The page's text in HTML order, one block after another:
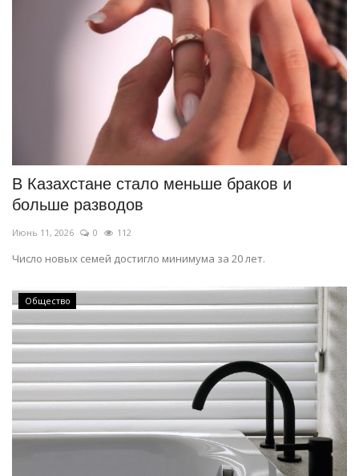
СПЕЦПРОЕКТЫ
Чек-лист
РАЗВЛЕЧЕНИЯ
Курултай
Язык
Қазақша Русский
В Казахстане стало меньше браков и
больше разводов
Июнь 11, 2026 0 112
Число новых семей достигло минимума за 20 лет.
Общество